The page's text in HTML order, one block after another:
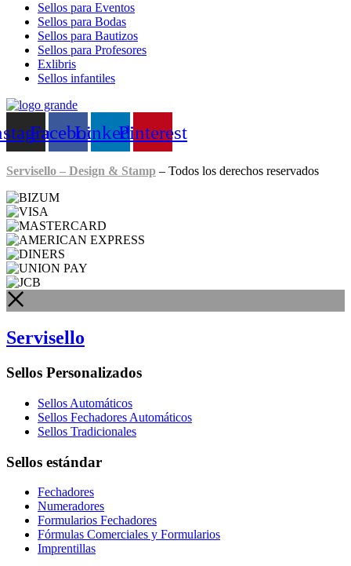
Sellos para Eventos
Sellos para Bodas
Sellos para Bautizos
Sellos para Profesores
Exlibris
Sellos infantiles
FacebookLinkedinPinterest
Servisello – Design & Stamp – Todos los derechos reservados
Servisello
Sellos Personalizados
Sellos Automáticos
Sellos Fechadores Automáticos
Sellos Tradicionales
Sellos estándar
Fechadores
Numeradores
Formularios Fechadores
Fórmulas Comerciales y Formularios
Imprentillas